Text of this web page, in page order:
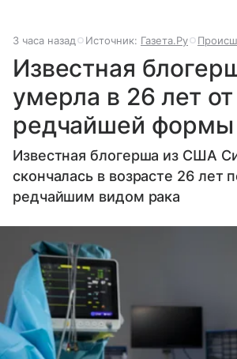
3 часа назад Источник: Газета.Ру
Известная
умерла в 26 лет от
редчайшей формы
Известная блогерша из США
скончалась в возрасте 26 лет
редчайшим видом рака